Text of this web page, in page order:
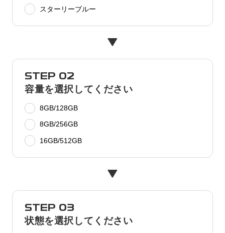
スターリーブルー
STEP 02
容量を選択してください
8GB/128GB
8GB/256GB
16GB/512GB
STEP 03
状態を選択してください